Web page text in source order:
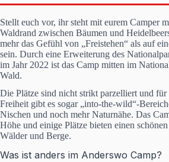
Stellt euch vor, ihr steht mit eurem Camper
Waldrand zwischen Bäumen und
mehr das Gefühl von „Freistehen“ als auf
sein. Durch eine Erweiterung des
im Jahr 2022 ist das Camp mitten im
Wald.
Die Plätze sind nicht strikt parzelliert und
Freiheit gibt es sogar „into-the-wild“-
Nischen und noch mehr Naturnähe. Das
Höhe und einige Plätze bieten einen
Wälder und Berge.
Was ist anders im Anderswo Camp?